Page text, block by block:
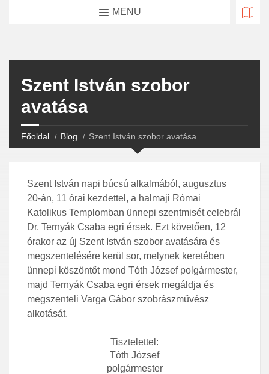
MENU
Szent István szobor
avatása
Főoldal Blog Szent István szobor avatása
Szent István napi búcsú alkalmából, augusztus
20-án, 11 órai kezdettel, a halmaji Római
Katolikus Templomban ünnepi szentmisét celebrál
Dr. Ternyák Csaba egri érsek. Ezt követően, 12
órakor az új Szent István szobor avatására és
megszentelésére kerül sor, melynek keretében
ünnepi köszöntőt mond Tóth József polgármester,
majd Ternyák Csaba egri érsek megáldja és
megszenteli Varga Gábor szobrászművész
alkotását.
Tisztelettel:
Tóth József
polgármester